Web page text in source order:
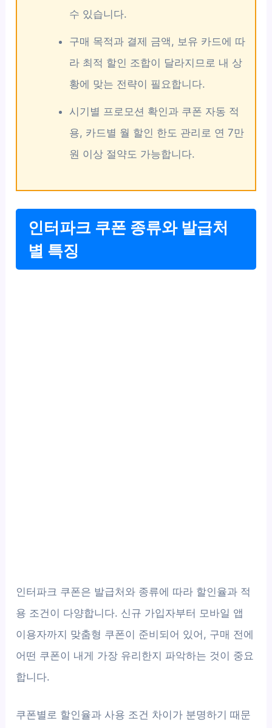
수 있습니다.
구매 목적과 결제 금액, 보유 카드에 따
라 최적 할인 조합이 달라지므로 내 상
황에 맞는 전략이 필요합니다.
시기별 프로모션 확인과 쿠폰 자동 적
용, 카드별 월 할인 한도 관리로 연 7만
원 이상 절약도 가능합니다.
인터파크 쿠폰 종류와 발급처
별 특징
인터파크 쿠폰은 발급처와 종류에 따라 할인율과 적
용 조건이 다양합니다. 신규 가입자부터 모바일 앱
이용자까지 맞춤형 쿠폰이 준비되어 있어, 구매 전에
어떤 쿠폰이 내게 가장 유리한지 파악하는 것이 중요
합니다.
쿠폰별로 할인율과 사용 조건 차이가 분명하기 때문